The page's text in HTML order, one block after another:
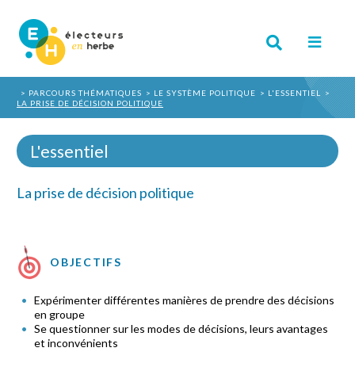
PARCOURS THÉMATIQUES LE SYSTÈME POLITIQUE
L'ESSENTIEL
LA PRISE DE DÉCISION POLITIQUE
L'essentiel
La prise de décision politique
OBJECTIFS
Expérimenter différentes manières de prendre des décisions
en groupe
Se questionner sur les modes de décisions, leurs avantages
et inconvénients